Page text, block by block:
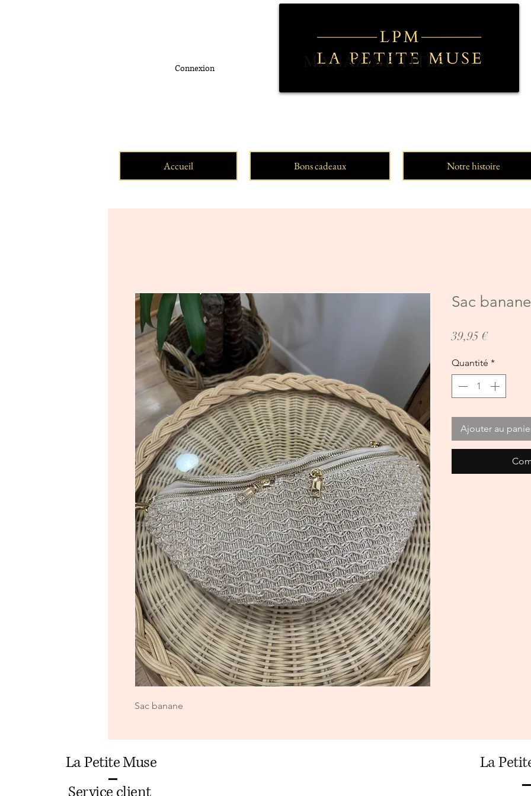
Connexion MAGAZINE TITLE
Accueil Bons cadeaux Notre histoire
Sac banane
Sac banane
39,95 €Prix
Quantité *
Ajouter au
La Petite Muse
La